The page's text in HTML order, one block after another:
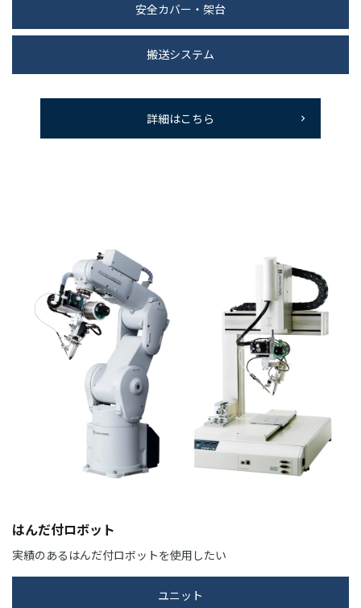
安全カバー・架台
搬送システム
詳細はこちら
はんだ付ロボット
実績のあるはんだ付ロボットを使用したい
ユニット